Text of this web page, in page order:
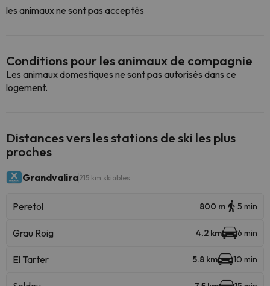
les animaux ne sont pas acceptés
Conditions pour les animaux de compagnie
Les animaux domestiques ne sont pas autorisés dans ce
logement.
Distances vers les stations de ski les plus
proches
Grandvalira215 km skiables
Peretol 800 m 5 min
Grau Roig 4.2 km 6 min
El Tarter 5.8 km 10 min